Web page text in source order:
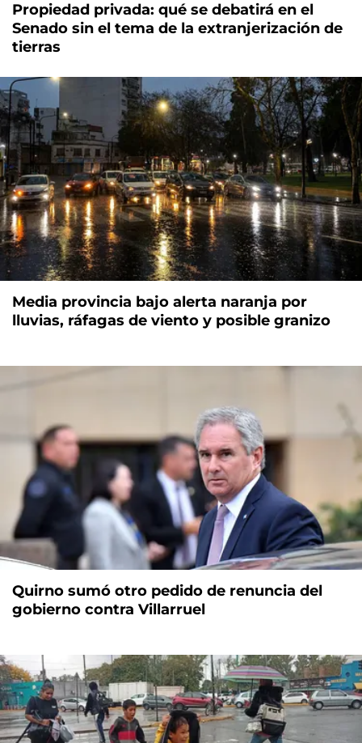
Propiedad privada: qué se debatirá en el
Senado sin el tema de la extranjerización de
tierras
Media provincia bajo alerta naranja por
lluvias, ráfagas de viento y posible granizo
Quirno sumó otro pedido de renuncia del
gobierno contra Villarruel